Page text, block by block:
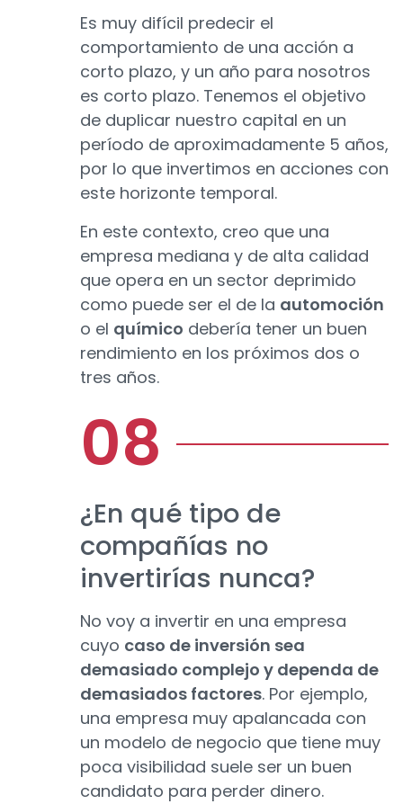
Es muy difícil predecir el
comportamiento de una acción a
corto plazo, y un año para nosotros
es corto plazo. Tenemos el objetivo
de duplicar nuestro capital en un
período de aproximadamente 5 años,
por lo que invertimos en acciones con
este horizonte temporal.
En este contexto, creo que una
empresa mediana y de alta calidad
que opera en un sector deprimido
como puede ser el de la automoción
o el químico debería tener un buen
rendimiento en los próximos dos o
tres años.
¿En qué tipo de
compañías no
invertirías nunca?
No voy a invertir en una empresa
cuyo caso de inversión sea
demasiado complejo y dependa de
demasiados factores. Por ejemplo,
una empresa muy apalancada con
un modelo de negocio que tiene muy
poca visibilidad suele ser un buen
candidato para perder dinero.